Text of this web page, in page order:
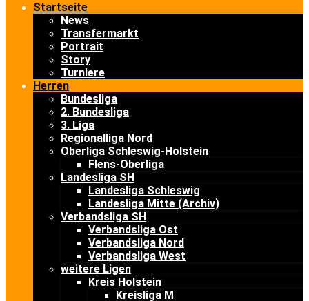
Startseite
News
Transfermarkt
Portrait
Story
Turniere
Herren
Bundesliga
2. Bundesliga
3. Liga
Regionalliga Nord
Oberliga Schleswig-Holstein
Flens-Oberliga
Landesliga SH
Landesliga Schleswig
Landesliga Mitte (Archiv)
Verbandsliga SH
Verbandsliga Ost
Verbandsliga Nord
Verbandsliga West
weitere Ligen
Kreis Holstein
Kreisliga M